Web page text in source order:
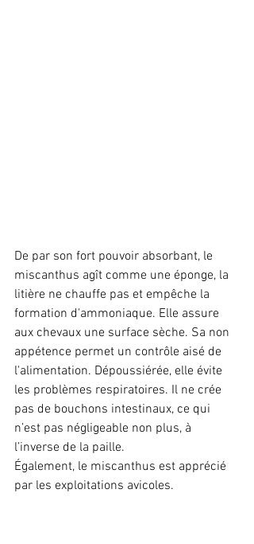
De par son fort pouvoir absorbant, le
miscanthus agît comme une éponge, la
litière ne chauffe pas et empêche la
formation d'ammoniaque. Elle assure
aux chevaux une surface sèche. Sa non
appétence permet un contrôle aisé de
l'alimentation. Dépoussiérée, elle évite
les problèmes respiratoires. Il ne crée
pas de bouchons intestinaux, ce qui
n’est pas négligeable non plus, à
l’inverse de la paille.
Également, le miscanthus est apprécié
par les exploitations avicoles.